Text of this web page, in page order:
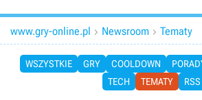
www.gry-online.pl  Newsroom  Tematy
WSZYSTKIE GRY COOLDOWN
TECH
TEMATY RSS